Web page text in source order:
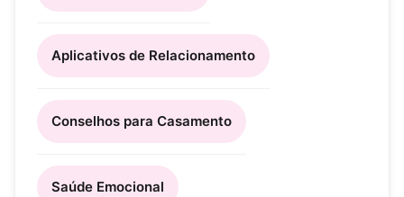
Aplicativos de Relacionamento
Conselhos para Casamento
Saúde Emocional